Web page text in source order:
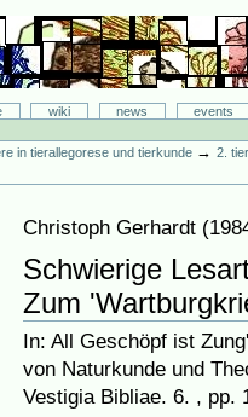
wiki news
events
in tierallegorese und tierkunde →2.
Christoph Gerhardt (
Schwierige
Zum
In: All Geschöpf ist
von Naturkunde und
Vestigia Bibliae. 6. , pp.